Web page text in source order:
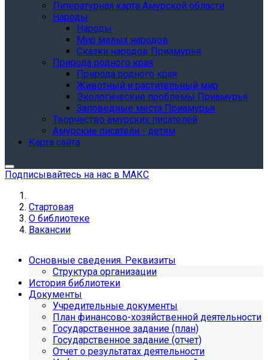
Литературная карта Амурской области
Народы
Народы
Мир малых народов
Сказки народов Приамурья
Природа родного края
Природа родного края
Животный и растительный мир
Экологические проблемы Приамурья
Заповедные места Приамурья
Творчество амурских писателей
Амурские писатели - детям
Карта сайта
Подписывайтесь на нас в МАКС
Стартовая
О библиотеке
Вакансии
Основные сведения. Реквизиты
Структура организации
История библиотеки
Документы
Учредительные документы
План финансово-хозяйственной деятельности
Государственное задание (план)
Государственное задание (отчет)
Отчет о результатах деятельности